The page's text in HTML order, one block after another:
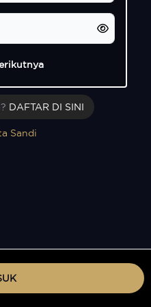
DAFTAR DI SINI
Sandi